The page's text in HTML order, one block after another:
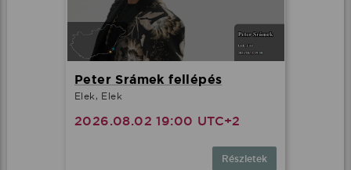
Peter Srámek fellépés
Elek, Elek
2026.08.02 19:00 UTC+2
Részletek